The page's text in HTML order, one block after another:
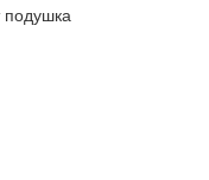
подушка